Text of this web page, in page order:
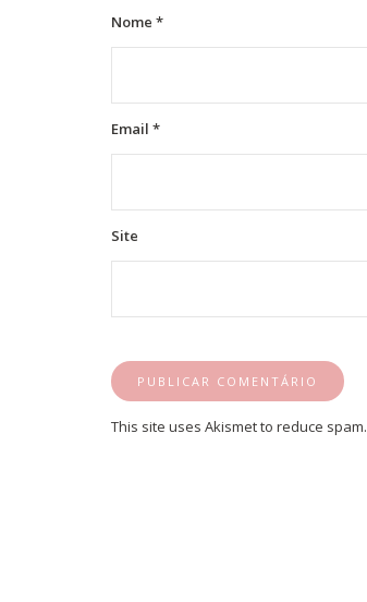
Nome *
Email *
Site
This site uses Akismet to reduce spam.